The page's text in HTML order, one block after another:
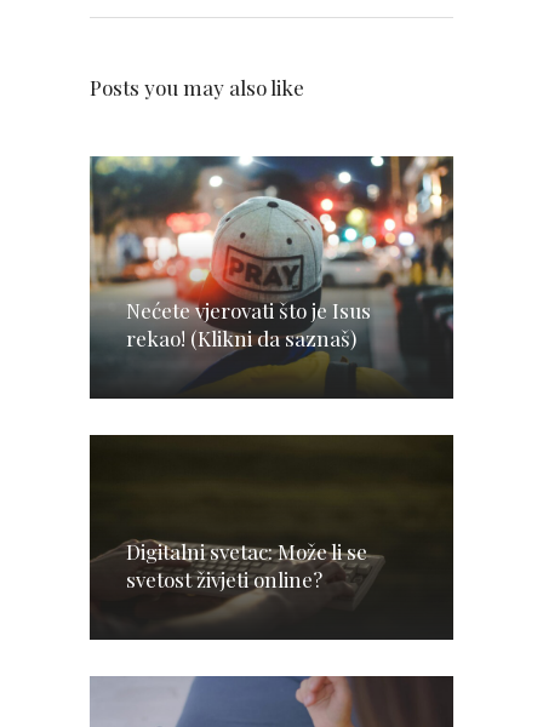
Posts you may also like
Nećete vjerovati što je Isus
rekao! (Klikni da saznaš)
Digitalni svetac: Može li se
svetost živjeti online?